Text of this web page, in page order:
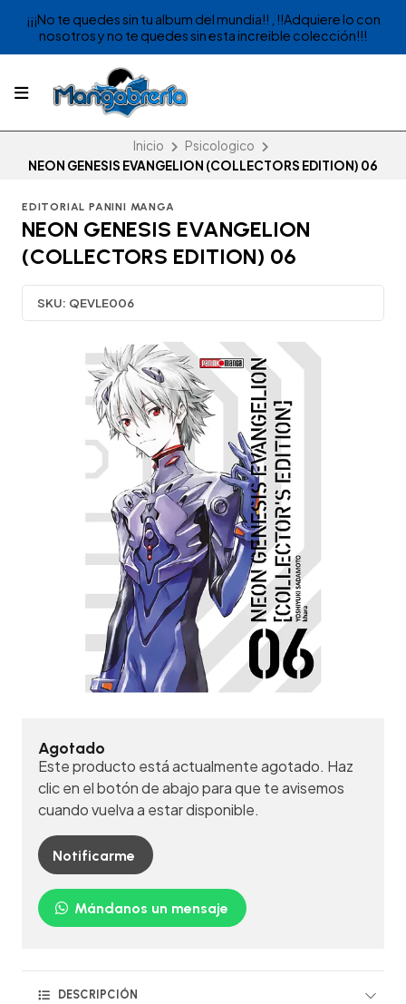
¡¡¡No te quedes sin tu album del mundia!! , !!Adquiere lo con
nosotros y no te quedes sin esta increible colección!!!
Inicio
Psicologico
NEON GENESIS EVANGELION (COLLECTORS EDITION) 06
EDITORIAL PANINI MANGA
NEON GENESIS EVANGELION
(COLLECTORS EDITION) 06
SKU: QEVLE006
Agotado
Este producto está actualmente agotado. Haz
clic en el botón de abajo para que te avisemos
cuando vuelva a estar disponible.
Notificarme
Mándanos un mensaje
DESCRIPCIÓN